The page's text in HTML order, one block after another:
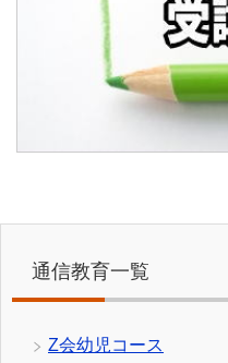
通信教育一覧
Z会幼児コース